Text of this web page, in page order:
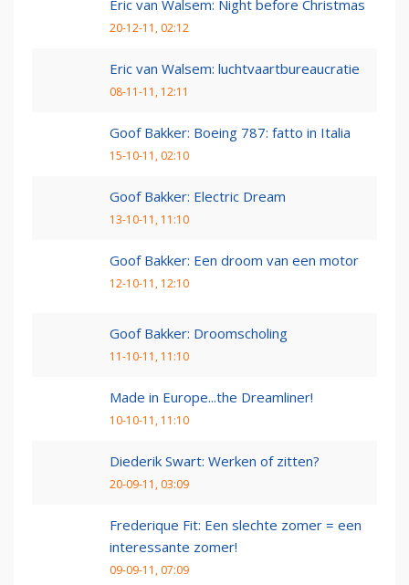
Eric van Walsem: Night before Christmas
20-12-11, 02:12
Eric van Walsem: luchtvaartbureaucratie
08-11-11, 12:11
Goof Bakker: Boeing 787: fatto in Italia
15-10-11, 02:10
Goof Bakker: Electric Dream
13-10-11, 11:10
Goof Bakker: Een droom van een motor
12-10-11, 12:10
Goof Bakker: Droomscholing
11-10-11, 11:10
Made in Europe...the Dreamliner!
10-10-11, 11:10
Diederik Swart: Werken of zitten?
20-09-11, 03:09
Frederique Fit: Een slechte zomer = een
interessante zomer!
09-09-11, 07:09